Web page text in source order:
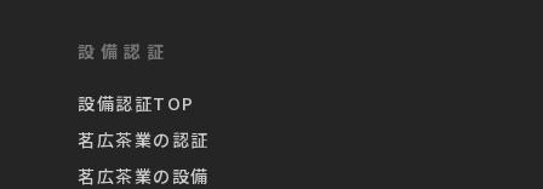
設備認証
設備認証TOP
茗広茶業の認証
茗広茶業の設備